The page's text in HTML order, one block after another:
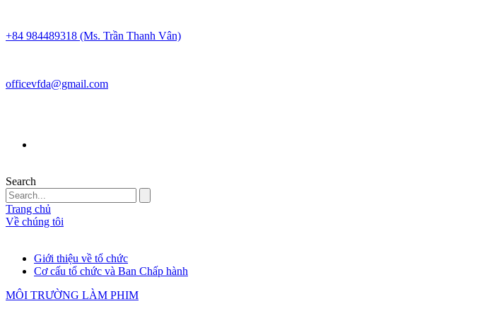
+84 984489318 (Ms. Trần Thanh Vân)
officevfda@gmail.com
Search
Trang chủ
Về chúng tôi
Giới thiệu về tổ chức
Cơ cấu tổ chức và Ban Chấp hành
MÔI TRƯỜNG LÀM PHIM